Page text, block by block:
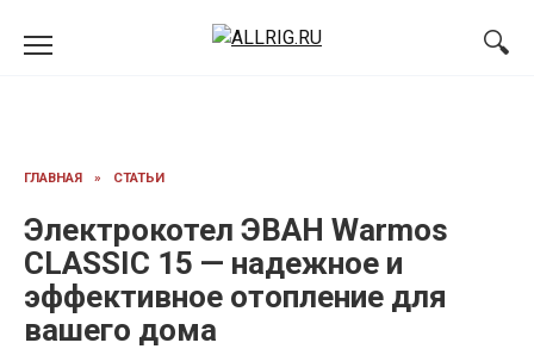
ГЛАВНАЯ » СТАТЬИ
Электрокотел ЭВАН Warmos
CLASSIC 15 — надежное и
эффективное отопление для
вашего дома